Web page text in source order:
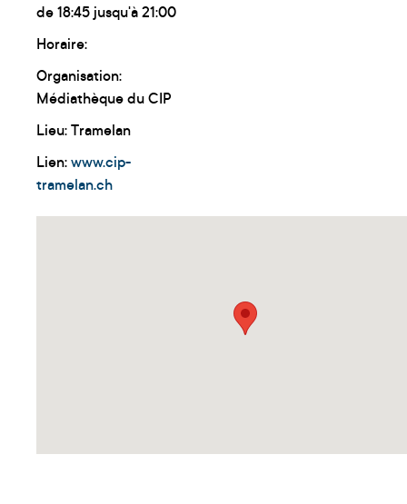
de 18:45 jusqu'à 21:00
Horaire:
Organisation:
Médiathèque du CIP
Lieu: Tramelan
Lien: www.cip-
tramelan.ch